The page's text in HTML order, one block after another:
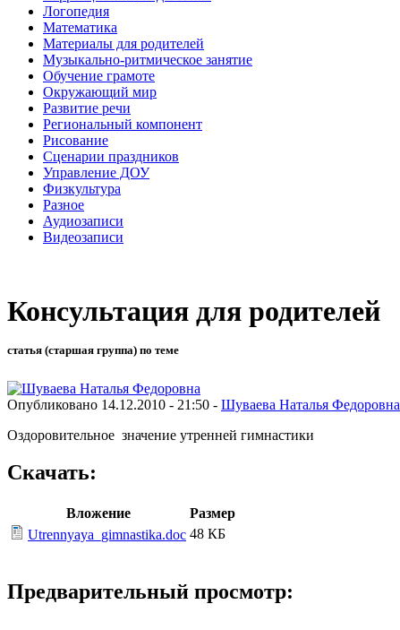
Логопедия
Математика
Материалы для родителей
Музыкально-ритмическое занятие
Обучение грамоте
Окружающий мир
Развитие речи
Региональный компонент
Рисование
Сценарии праздников
Управление ДОУ
Физкультура
Разное
Аудиозаписи
Видеозаписи
Консультация для родителей
статья (старшая группа) по теме
Опубликовано 14.12.2010 - 21:50 - Шуваева Наталья Федоровна
Оздоровительное значение утренней гимнастики
Скачать:
Вложение
Размер
Utrennyaya_gimnastika.doc 48 КБ
Предварительный просмотр: